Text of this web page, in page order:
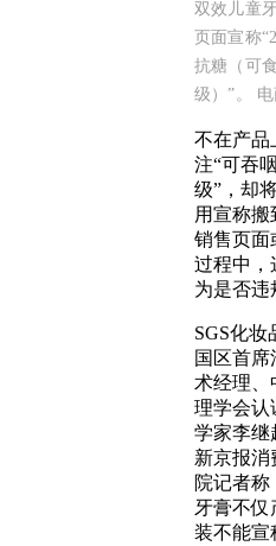
双效儿童
页面宣称
抗糖（可
级）”。
不在产品
注“可吞
级”，却
用宣称搬
销售页面
过程中，
为是否违
SGS化妆
国区首席
术经理、
理学会认
学家李继
新京报消
院记者称
牙膏不仅
装不能宣